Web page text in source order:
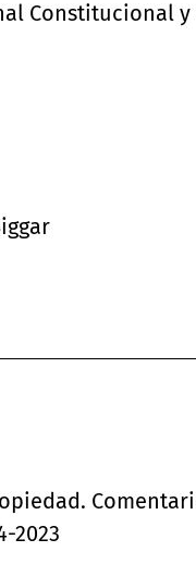
Constitucional y
2023